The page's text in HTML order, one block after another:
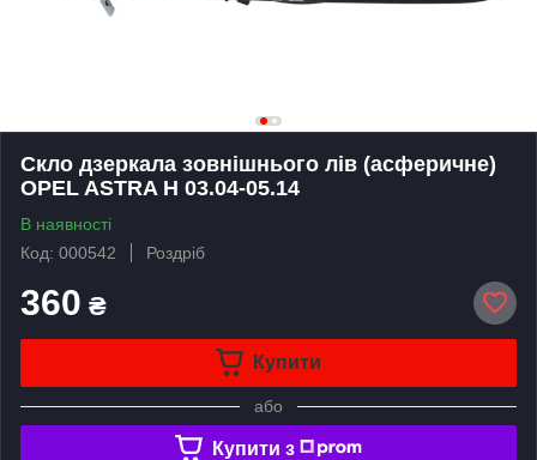
Скло дзеркала зовнішнього лів (асферичне)
OPEL ASTRA H 03.04-05.14
В наявності
Код: 000542
Роздріб
360 ₴
Купити
або
Купити з